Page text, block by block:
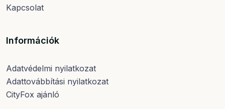
Kapcsolat
Információk
Adatvédelmi nyilatkozat
Adattovábbítási nyilatkozat
CityFox ajánló